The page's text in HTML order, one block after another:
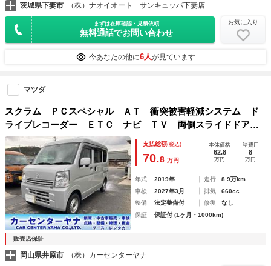
茨城県下妻市 （株）ナオイオート サンキュッパ下妻店
まずは在庫確認・見積依頼
無料通話でお問い合わせ
お気に入り
今あなたの他に6人が見ています
マツダ
スクラム ＰＣスペシャル ＡＴ 衝突被害軽減システム ド
ライブレコーダー ＥＴＣ ナビ ＴＶ 両側スライドドア
電動格納ミラー ＥＳＣ エアコン パワーウィンドウ 運転
席エアバッグ 助手席エアバッグ ＣＤ ＤＶＤ再生
支払総額(税込)
70.8 万円
本体価格
62.8
万円
諸費用
8
万円
年式 2019年 走行
8.9万km
車検
2027年3月 排気
660cc
整備
法定整備付 修復
なし
保証
保証付 (1ヶ月・1000km)
販売店保証
岡山県井原市 （株）カーセンターヤナ